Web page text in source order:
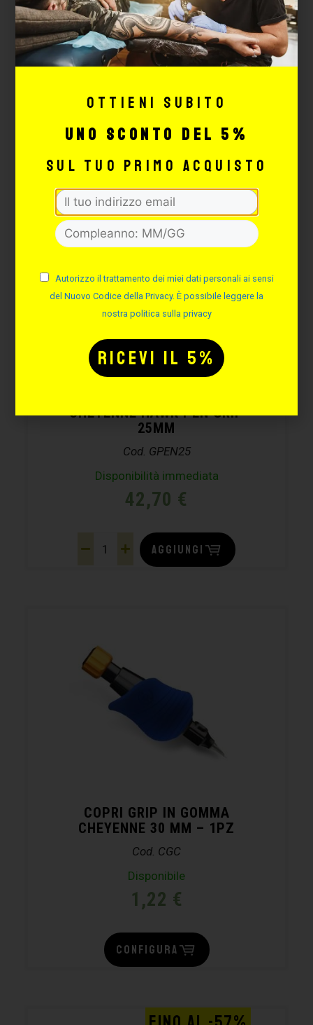
CHEYENNE HAWK PEN GRIP
21MM
Cod. GPEN21
42,70€
CHEYENNE HAWK PEN GRIP
25MM
Cod. GPEN25
Disponibilità immediata
42,70 €
AGGIUNGI
COPRI GRIP IN GOMMA
CHEYENNE 30 MM – 1PZ
Cod. CGC
Disponibile
1,22 €
CONFIGURA
Ottieni subito
uno sconto del 5%
sul tuo primo acquisto
Autorizzo il trattamento dei miei dati personali ai sensi
del Nuovo Codice della Privacy. È possibile leggere la
nostra politica sulla privacy